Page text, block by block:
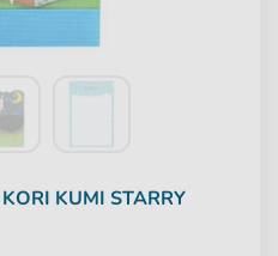
KUMI STARRY